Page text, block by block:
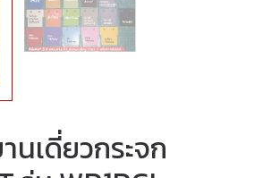
นเดี่ยวกระจก